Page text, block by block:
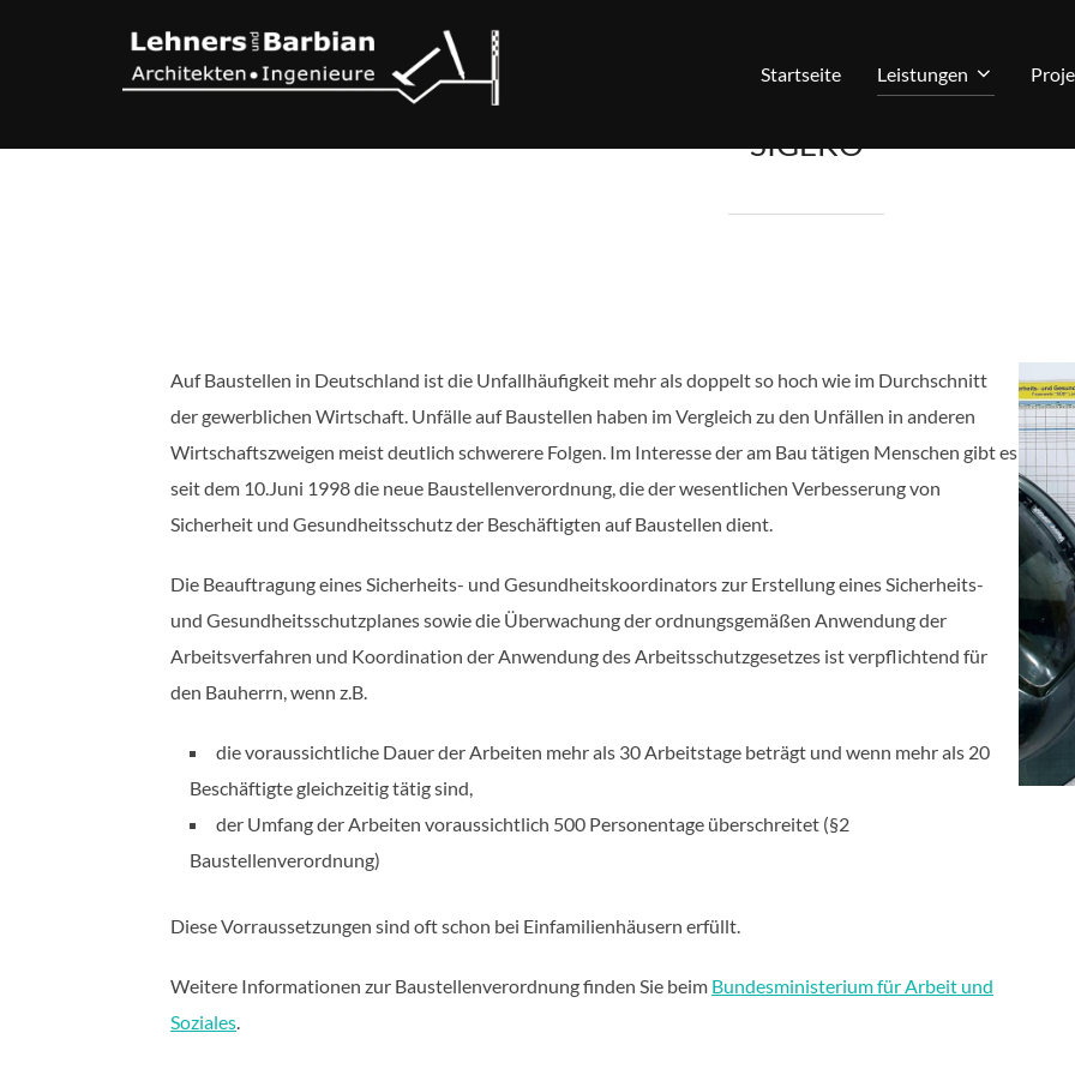
Startseite Leistungen
SIGEKO
Auf Baustellen in Deutschland ist die Unfallhäufigkeit mehr als doppelt so hoch wie im Durchschnitt
der gewerblichen Wirtschaft. Unfälle auf Baustellen haben im Vergleich zu den Unfällen in anderen
Wirtschaftszweigen meist deutlich schwerere Folgen. Im Interesse der am Bau tätigen Menschen gibt es
seit dem 10.Juni 1998 die neue Baustellenverordnung, die der wesentlichen Verbesserung von
Sicherheit und Gesundheitsschutz der Beschäftigten auf Baustellen dient.
Die Beauftragung eines Sicherheits- und Gesundheitskoordinators zur Erstellung eines Sicherheits-
und Gesundheitsschutzplanes sowie die Überwachung der ordnungsgemäßen Anwendung der
Arbeitsverfahren und Koordination der Anwendung des Arbeitsschutzgesetzes ist verpflichtend für
den Bauherrn, wenn z.B.
die voraussichtliche Dauer der Arbeiten mehr als 30 Arbeitstage beträgt und wenn mehr als 20
Beschäftigte gleichzeitig tätig sind,
der Umfang der Arbeiten voraussichtlich 500 Personentage überschreitet (§2
Baustellenverordnung)
Diese Vorraussetzungen sind oft schon bei Einfamilienhäusern erfüllt.
Weitere Informationen zur Baustellenverordnung finden Sie beim Bundesministerium für Arbeit und
Soziales.